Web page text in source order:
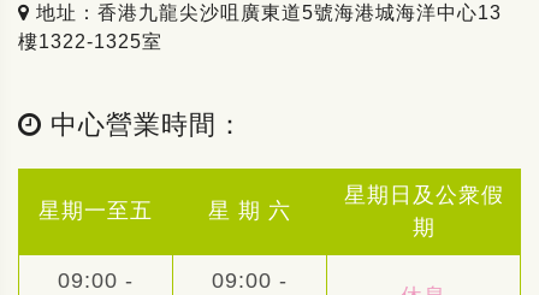
地址：香港九龍尖沙咀廣東道5號海港城海洋中心13
樓1322-1325室
中心營業時間：
星期一至五 星 期 六
星期日及公衆假
期
09:00 - 09:00 -